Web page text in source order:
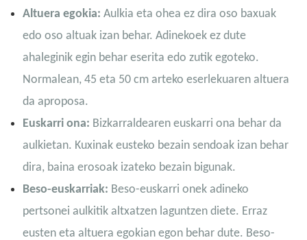
Altuera egokia: Aulkia eta ohea ez dira oso baxuak
edo oso altuak izan behar. Adinekoek ez dute
ahaleginik egin behar eserita edo zutik egoteko.
Normalean, 45 eta 50 cm arteko eserlekuaren altuera
da aproposa.
Euskarri ona: Bizkarraldearen euskarri ona behar da
aulkietan. Kuxinak eusteko bezain sendoak izan behar
dira, baina erosoak izateko bezain bigunak.
Beso-euskarriak: Beso-euskarri onek adineko
pertsonei aulkitik altxatzen laguntzen diete. Erraz
eusten eta altuera egokian egon behar dute. Beso-